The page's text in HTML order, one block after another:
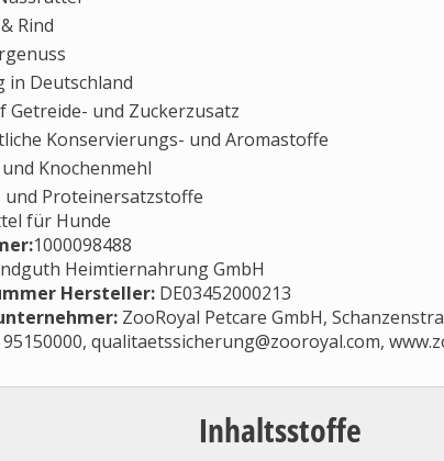
Rind
in Deutschland
Getreide- und Zuckerzusatz
Konservierungs- und Aromastoffe
Knochenmehl
und Proteinersatzstoffe
für Hunde
1000098488
Heimtiernahrung GmbH
Hersteller: DE03452000213
: ZooRoyal Petcare GmbH,
qualitaetssicherung@zooroyal.com,
Inhaltsstoffe